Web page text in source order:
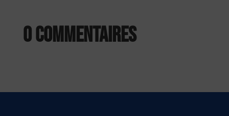
0 commentaires